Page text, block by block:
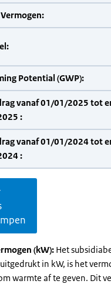
Potential (GWP):
vanaf 01/01/2025 tot
:
vanaf 01/01/2024 tot
:
(kW): Het
in kW, is het
warmte af te geven. Dit